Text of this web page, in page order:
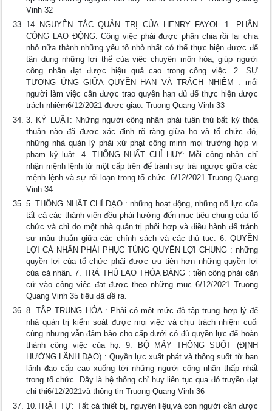
Vinh 32
14 NGUYÊN TẮC QUẢN TRỊ CỦA HENRY FAYOL 1. PHÂN
CÔNG LAO ĐỘNG: Công việc phải được phân chia rồi lại chia
nhỏ nữa thành những yếu tố nhỏ nhất có thể thực hiện được để
tận dụng những lợi thế của việc chuyên môn hóa, giúp người
công nhân đạt được hiệu quả cao trong công việc. 2. SỰ
TƯƠNG ỨNG GIỮA QUYỀN HẠN VÀ TRÁCH NHIỆM : mỗi
người làm việc cần được trao quyền hạn đủ để thực hiện được
trách nhiệm6/12/2021 được giao. Truong Quang Vinh 33
3. KỶ LUẬT: Những người công nhân phải tuân thủ bất kỳ thỏa
thuận nào đã được xác định rõ ràng giữa họ và tổ chức đó,
những nhà quản lý phải xử phạt công minh mọi trường hợp vi
phạm kỷ luật. 4. THỐNG NHẤT CHỈ HUY: Mỗi công nhân chỉ
nhận mệnh lệnh từ một cấp trên để tránh sự trái ngược giữa các
mệnh lệnh và sự rối loạn trong tổ chức. 6/12/2021 Truong Quang
Vinh 34
5. THỐNG NHẤT CHỈ ĐẠO : những hoạt động, những nổ lực của
tất cả các thành viên đều phải hướng đến mục tiêu chung của tổ
chức và chỉ do một nhà quản trị phối hợp và điều hành để tránh
sự mâu thuẫn giữa các chính sách và các thủ tục. 6. QUYỀN
LỢI CÁ NHÂN PHẢI PHỤC TÙNG QUYỀN LỢI CHUNG : những
quyền lợi của tổ chức phải được ưu tiên hơn những quyền lợi
của cá nhân. 7. TRẢ THÙ LAO THỎA ĐÁNG : tiền công phải căn
cứ vào công việc đạt được theo những mục 6/12/2021 Truong
Quang Vinh 35 tiêu đã đề ra.
8. TẬP TRUNG HÓA : Phải có một mức độ tập trung hợp lý để
nhà quản trị kiểm soát được mọi việc và chịu trách nhiệm cuối
cùng nhưng vẫn đảm bảo cho cấp dưới có đủ quyền lực để hoàn
thành công việc của họ. 9. BỘ MÁY THÔNG SUỐT (ĐỊNH
HƯỚNG LÃNH ĐẠO) : Quyền lực xuất phát và thông suốt từ ban
lãnh đạo cấp cao xuống tới những người công nhân thấp nhất
trong tổ chức. Đây là hệ thống chỉ huy liên tục qua đó truyền đạt
chỉ thị6/12/2021và thông tin Truong Quang Vinh 36
10.TRẬT TỰ: Tất cả thiết bị, nguyên liệu,và con người cần được